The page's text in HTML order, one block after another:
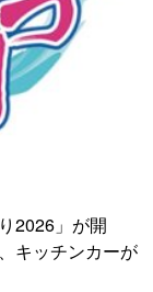
2026」が開
キッチンカーが